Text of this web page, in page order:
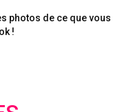
photos de ce que vous
!